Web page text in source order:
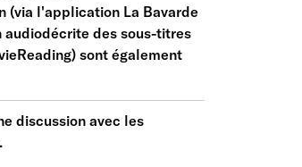
(via l'application La Bavarde
audiodécrite des sous-titres
sont également
discussion avec les